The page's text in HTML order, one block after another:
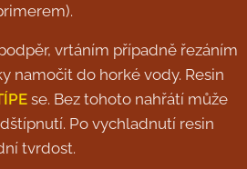
vrtáním případně řezáním
namočit do horké vody. Resin
se. Bez tohoto nahřátí může
Po vychladnutí resin
tvrdost.